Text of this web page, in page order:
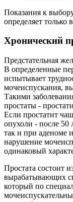
Показания к
определяет только
Хронический
Предстательная
В определенные
испытывает
мочеиспускания,
Такими
простаты -
Если простатит
опухоли - после
так и при аденоме
нарушение
одинаковый
Простата состоит
вырабатывающих
который по